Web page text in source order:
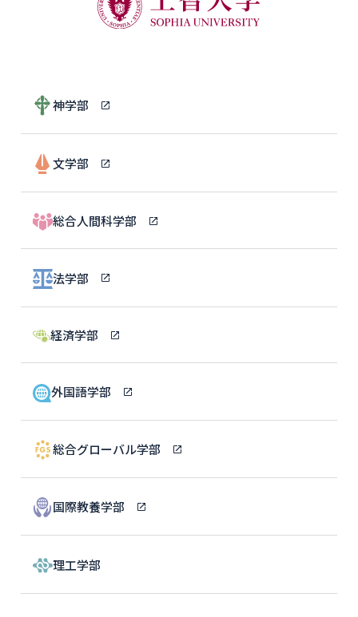
神学部
文学部
総合人間科学部
法学部
経済学部
外国語学部
総合グローバル学部
国際教養学部
理工学部